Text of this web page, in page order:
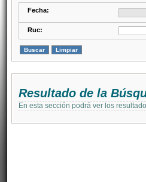
Fecha:
Ruc:
Resultado de la
En esta sección podrá ver los